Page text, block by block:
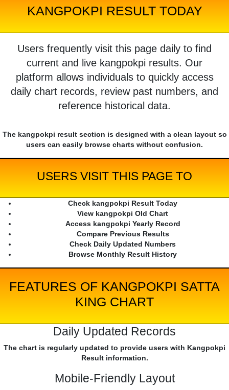
KANGPOKPI RESULT TODAY
Users frequently visit this page daily to find
current and live kangpokpi results. Our
platform allows individuals to quickly access
daily chart records, review past numbers, and
reference historical data.
The kangpokpi result section is designed with a clean layout so
users can easily browse charts without confusion.
USERS VISIT THIS PAGE TO
Check kangpokpi Result Today
View kangpokpi Old Chart
Access kangpokpi Yearly Record
Compare Previous Results
Check Daily Updated Numbers
Browse Monthly Result History
FEATURES OF KANGPOKPI SATTA
KING CHART
Daily Updated Records
The chart is regularly updated to provide users with Kangpokpi
Result information.
Mobile-Friendly Layout